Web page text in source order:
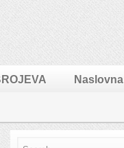
Naslovna